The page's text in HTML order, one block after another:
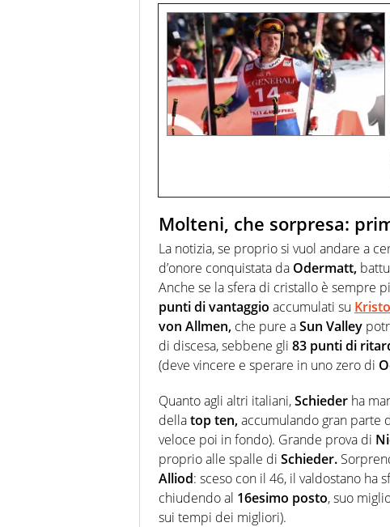
Molteni, che sorpresa:
La notizia, se proprio si vuol andare a
d’onore conquistata da Odermatt,
Anche se la sfera di cristallo è sempre
punti di vantaggio accumulati su
von Allmen, che pure aSun Valley
di discesa, sebbene gli 83 punti di
(deve vincere e sperare in uno zero di
Quanto agli altri italiani,Schieder ha
dellatop ten,accumulando gran parte
veloce poi in fondo). Grande prova di
proprio alle spalle di Schieder.
Alliod: sceso con il 46, il valdostano ha
chiudendo al 16esimo posto, suo
sui tempi dei migliori).